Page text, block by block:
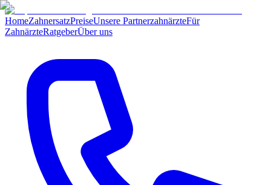
HomeZahnersatzPreiseUnsere PartnerzahnärzteFür
ZahnärzteRatgeberÜber uns